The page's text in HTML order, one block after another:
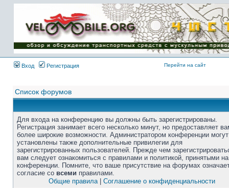
Вход Регистрация Перейти на сайт
Список форумов
Для входа на конференцию вы должны быть зарегистрированы.
Регистрация занимает всего несколько минут, но предоставляет
более широкие возможности. Администратором конференции
установлены также дополнительные привилегии для
зарегистрированных пользователей. Прежде чем
вам следует ознакомиться с правилами и политикой, принятыми на
конференции. Помните, что ваше присутствие на форумах
согласие со всеми правилами.
Общие правила| Соглашение о конфиденциальности